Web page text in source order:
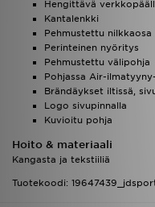
Hengittävä
Kantalenkki
Pehmustettu nilkkaosa
Perinteinen nyöritys
Pehmustettu välipohja
Pohjassa Air-
Brändäykset iltissä,
Logo sivupinnalla
Kuvioitu pohja
Hoito & materiaali
Kangasta ja tekstiiliä
Tuotekoodi: